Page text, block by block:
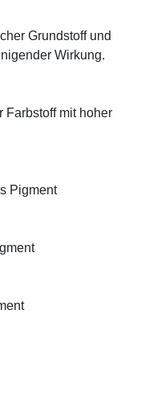
Grundstoff und
Wirkung.
Farbstoff mit hoher
Pigment